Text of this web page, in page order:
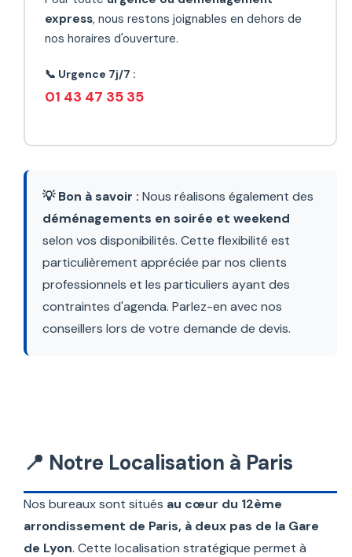
express, nous restons joignables en dehors de
nos horaires d'ouverture.
📞 Urgence 7j/7 :
01 43 47 35 35
💡 Bon à savoir : Nous réalisons également des
déménagements en soirée et weekend
selon vos disponibilités. Cette flexibilité est
particulièrement appréciée par nos clients
professionnels et les particuliers ayant des
contraintes d'agenda. Parlez-en avec nos
conseillers lors de votre demande de devis.
📍 Notre Localisation à Paris
Nos bureaux sont situés au cœur du 12ème
arrondissement de Paris, à deux pas de la Gare
de Lyon. Cette localisation stratégique permet à